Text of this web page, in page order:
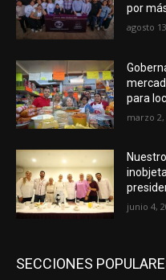
por
agosto
para
marzo 2,
junio 4,
SECCIONES